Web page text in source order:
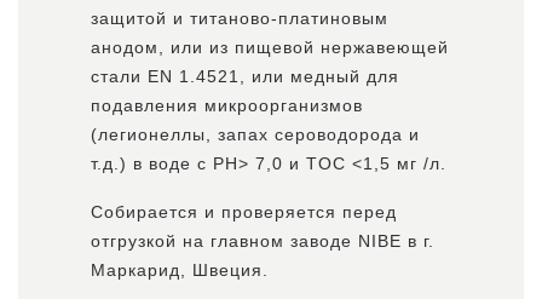
защитой и титаново-платиновым
анодом, или из пищевой нержавеющей
стали EN 1.4521, или медный для
подавления микроорганизмов
(легионеллы, запах сероводорода и
т.д.) в воде с PH> 7,0 и TOC <1,5 мг /л.
Собирается и проверяется перед
отгрузкой на главном заводе NIBE в г.
Маркарид, Швеция.